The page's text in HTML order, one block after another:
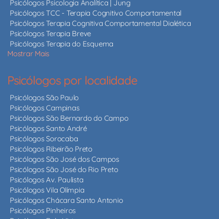
Psicólogos Psicologia Analítica | Jung
Psicólogos TCC - Terapia Cognitivo Comportamental
Psicólogos Terapia Cognitiva Comportamental Dialética
Psicólogos Terapia Breve
Psicólogos Terapia do Esquema
Mostrar Mais
Psicólogos por localidade
Psicólogos São Paulo
Psicólogos Campinas
Psicólogos São Bernardo do Campo
Psicólogos Santo André
Psicólogos Sorocaba
Psicólogos Ribeirão Preto
Psicólogos São José dos Campos
Psicólogos São José do Rio Preto
Psicólogos Av. Paulista
Psicólogos Vila Olímpia
Psicólogos Chácara Santo Antonio
Psicólogos Pinheiros